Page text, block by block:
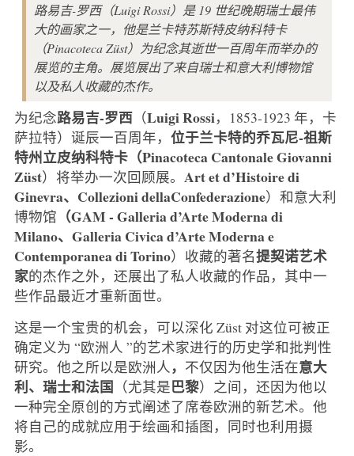
路易吉-罗西（Luigi Rossi）是 19 世纪晚期瑞士最伟
大的画家之一，他是兰卡特苏斯特皮纳科特卡
（Pinacoteca Züst）为纪念其逝世一百周年而举办的
展览的主角。展览展出了来自瑞士和意大利博物馆
以及私人收藏的杰作。
为纪念路易吉-罗西（LuigiRossi，1853-1923 年，卡
萨拉特）诞辰一百周年， 位于兰卡特的乔瓦尼-祖斯
特州立皮纳科特卡（Pinacoteca Cantonale Giovanni
Züst）将举办一次回顾展。 Art et d’Histoire di
Ginevra、Collezioni dellaConfederazione）和意大利
博物馆 （GAM - Galleria d’Arte Moderna di
Milano、Galleria Civica d’Arte Moderna e
Contemporanea di Torino）收藏的著名提契诺艺术
家的杰作之外，还展出了私人收藏的作品，其中一
些作品最近才重新面世。
这是一个宝贵的机会，可以深化 Züst 对这位可被正
确定义为 “欧洲人 ”的艺术家进行的历史学和批判性
研究。他之所以是欧洲人 ， 不仅因为他生活在意大
利、瑞士和法国 （尤其是巴黎）之间，还因为他以
一种完全原创的方式阐述了席卷欧洲的新艺术。他
将自己的成就应用于绘画和插图，同时也利用摄
影。